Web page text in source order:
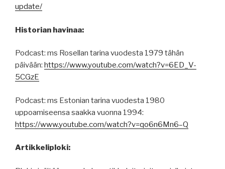
update/
Historian havinaa:
Podcast: ms Rosellan tarina vuodesta 1979 tähän
päivään: https://www.youtube.com/watch?v=6ED_V-
5CGzE
Podcast: ms Estonian tarina vuodesta 1980
uppoamiseensa saakka vuonna 1994:
https://www.youtube.com/watch?v=qo6n6Mn6–Q
Artikkeliploki: